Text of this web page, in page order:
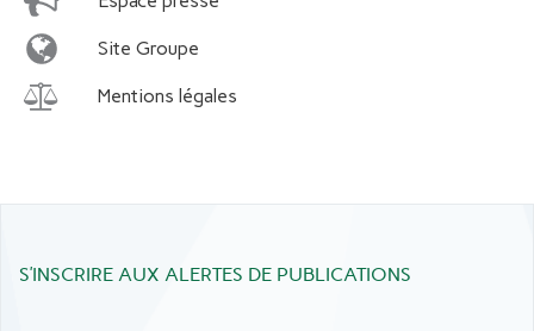
Site Groupe
Mentions légales
S’INSCRIRE AUX ALERTES DE PUBLICATIONS